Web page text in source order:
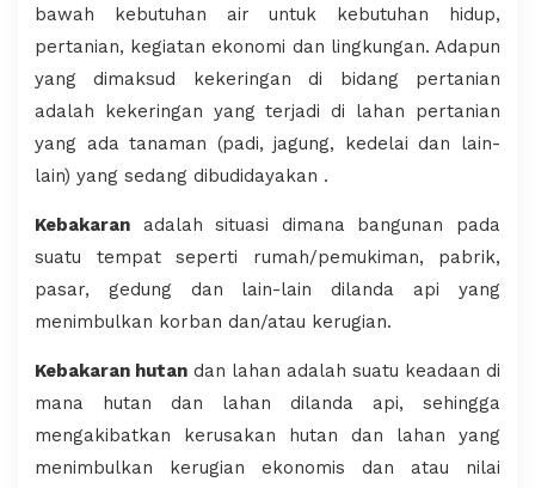
bawah kebutuhan air untuk kebutuhan hidup,
pertanian, kegiatan ekonomi dan lingkungan. Adapun
yang dimaksud kekeringan di bidang pertanian
adalah kekeringan yang terjadi di lahan pertanian
yang ada tanaman (padi, jagung, kedelai dan lain-
lain) yang sedang dibudidayakan .
Kebakaran adalah situasi dimana bangunan pada
suatu tempat seperti rumah/pemukiman, pabrik,
pasar, gedung dan lain-lain dilanda api yang
menimbulkan korban dan/atau kerugian.
Kebakaran hutan dan lahan adalah suatu keadaan di
mana hutan dan lahan dilanda api, sehingga
mengakibatkan kerusakan hutan dan lahan yang
menimbulkan kerugian ekonomis dan atau nilai